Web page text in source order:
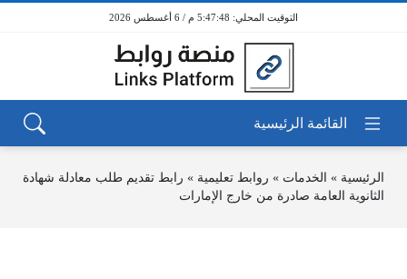
5:47:48 م / 6 أغسطس 2026
الرئيسية » الخدمات » روابط تعليمية » رابط تقديم طلب معادلة شهادة
الثانوية العامة صادرة من خارج الإمارات